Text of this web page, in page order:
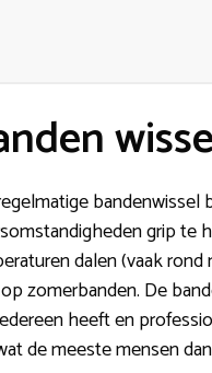
grip te
dalen (vaak
zomerbanden. De
heeft en
de meeste mensen